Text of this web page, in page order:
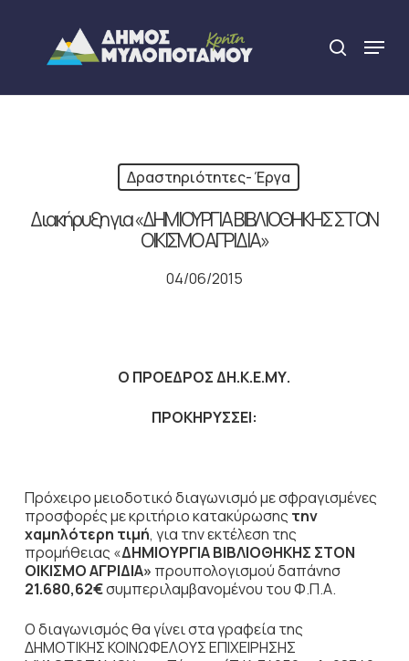
content
search
Menu
Δραστηριότητες- Έργα
Διακήρυξη για «ΔΗΜΙΟΥΡΓΙΑ ΒΙΒΛΙΟΘΗΚΗΣ ΣΤΟΝ
ΟΙΚΙΣΜΟ ΑΓΡΙΔΙΑ»
04/06/2015
Ο ΠΡΟΕΔΡΟΣ ΔΗ.Κ.Ε.ΜΥ.
ΠΡΟΚΗΡΥΣΣΕΙ:
Πρόχειρο μειοδοτικό διαγωνισμό με σφραγισμένες
προσφορές με κριτήριο κατακύρωσης την
χαμηλότερη τιμή, για την εκτέλεση της
προμήθειας «ΔΗΜΙΟΥΡΓΙΑ ΒΙΒΛΙΟΘΗΚΗΣ ΣΤΟΝ
ΟΙΚΙΣΜΟ ΑΓΡΙΔΙΑ» προυπολογισμού δαπάνησ
21.680,62€συμπεριλαμβανομένου του Φ.Π.Α.
Ο διαγωνισμός θα γίνει στα γραφεία της
ΔΗΜΟΤΙΚΗΣ ΚΟΙΝΩΦΕΛΟΥΣ ΕΠΙΧΕΙΡΗΣΗΣ
Close